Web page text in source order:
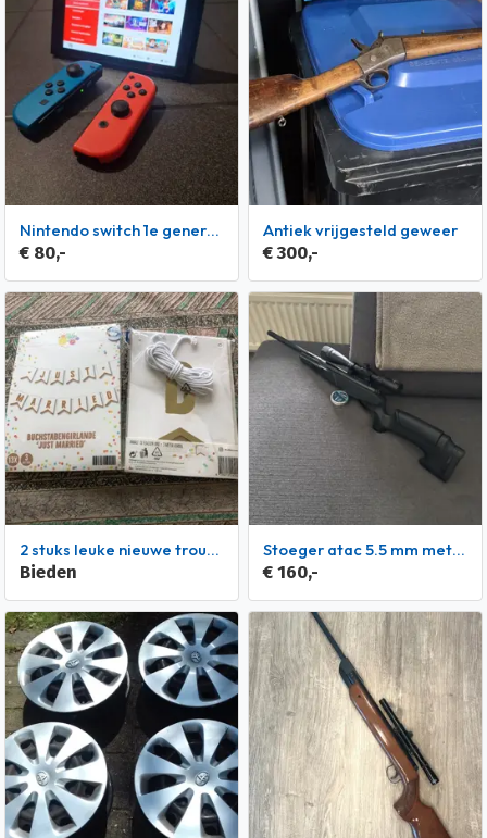
Nintendo switch 1e generatie met accesoires
€ 80,-
Antiek vrijgesteld geweer
€ 300,-
2 stuks leuke nieuwe trouw slingers- trouw foto albumpje
Bieden
stoeger atac 5.5 mm met scope
€ 160,-